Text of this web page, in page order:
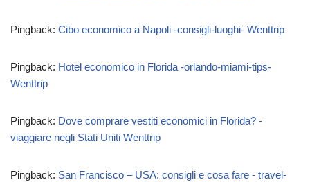
Pingback: Cibo economico a Napoli -consigli-luoghi- Wenttrip
Pingback: Hotel economico in Florida -orlando-miami-tips-
Wenttrip
Pingback: Dove comprare vestiti economici in Florida? -
viaggiare negli Stati Uniti Wenttrip
Pingback: San Francisco – USA: consigli e cosa fare - travel-